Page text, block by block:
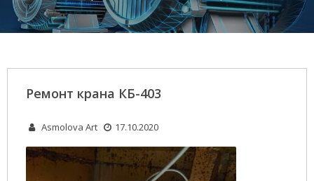
Ремонт крана КБ-403
Asmolova Art 17.10.2020